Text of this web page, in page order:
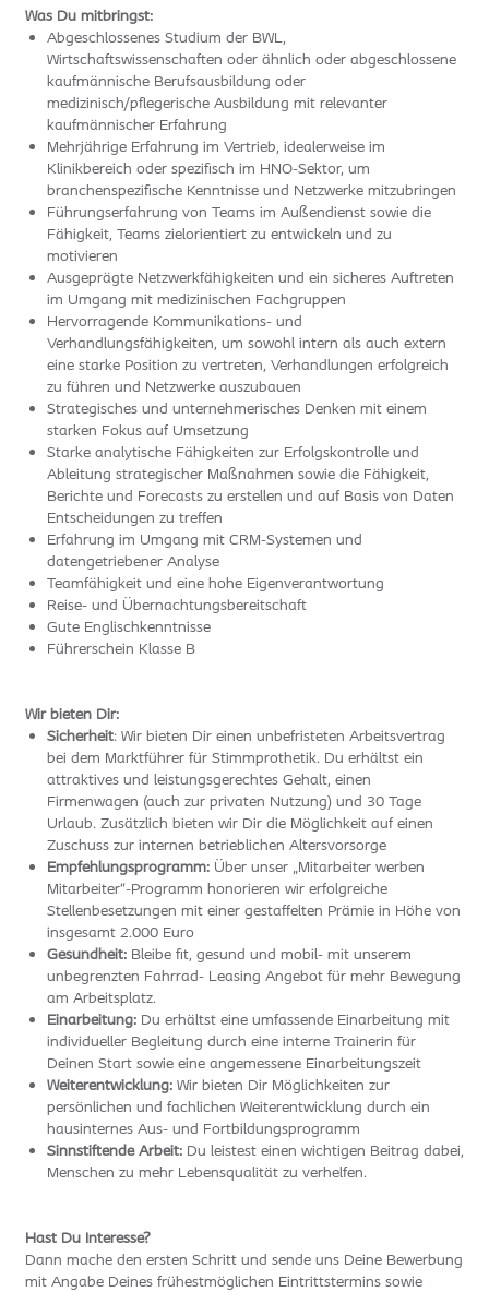
Was Du mitbringst:
Abgeschlossenes Studium der BWL,
Wirtschaftswissenschaften oder ähnlich oder abgeschlossene
kaufmännische Berufsausbildung oder
medizinisch/pflegerische Ausbildung mit relevanter
kaufmännischer Erfahrung
Mehrjährige Erfahrung im Vertrieb, idealerweise im
Klinikbereich oder spezifisch im HNO-Sektor, um
branchenspezifische Kenntnisse und Netzwerke mitzubringen
Führungserfahrung von Teams im Außendienst sowie die
Fähigkeit, Teams zielorientiert zu entwickeln und zu
motivieren
Ausgeprägte Netzwerkfähigkeiten und ein sicheres Auftreten
im Umgang mit medizinischen Fachgruppen
Hervorragende Kommunikations- und
Verhandlungsfähigkeiten, um sowohl intern als auch extern
eine starke Position zu vertreten, Verhandlungen erfolgreich
zu führen und Netzwerke auszubauen
Strategisches und unternehmerisches Denken mit einem
starken Fokus auf Umsetzung
Starke analytische Fähigkeiten zur Erfolgskontrolle und
Ableitung strategischer Maßnahmen sowie die Fähigkeit,
Berichte und Forecasts zu erstellen und auf Basis von Daten
Entscheidungen zu treffen
Erfahrung im Umgang mit CRM-Systemen und
datengetriebener Analyse
Teamfähigkeit und eine hohe Eigenverantwortung
Reise- und Übernachtungsbereitschaft
Gute Englischkenntnisse
Führerschein Klasse B
Wir bieten Dir:
Sicherheit: Wir bieten Dir einen unbefristeten Arbeitsvertrag
bei dem Marktführer für Stimmprothetik. Du erhältst ein
attraktives und leistungsgerechtes Gehalt, einen
Firmenwagen (auch zur privaten Nutzung) und 30 Tage
Urlaub. Zusätzlich bieten wir Dir die Möglichkeit auf einen
Zuschuss zur internen betrieblichen Altersvorsorge
Empfehlungsprogramm: Über unser „Mitarbeiter werben
Mitarbeiter“-Programm honorieren wir erfolgreiche
Stellenbesetzungen mit einer gestaffelten Prämie in Höhe von
insgesamt 2.000 Euro
Gesundheit: Bleibe fit, gesund und mobil- mit unserem
unbegrenzten Fahrrad- Leasing Angebot für mehr Bewegung
am Arbeitsplatz.
Einarbeitung: Du erhältst eine umfassende Einarbeitung mit
individueller Begleitung durch eine interne Trainerin für
Deinen Start sowie eine angemessene Einarbeitungszeit
Weiterentwicklung: Wir bieten Dir Möglichkeiten zur
persönlichen und fachlichen Weiterentwicklung durch ein
hausinternes Aus- und Fortbildungsprogramm
Sinnstiftende Arbeit: Du leistest einen wichtigen Beitrag dabei,
Menschen zu mehr Lebensqualität zu verhelfen.
Hast Du Interesse?
Dann mache den ersten Schritt und sende uns Deine Bewerbung
mit Angabe Deines frühestmöglichen Eintrittstermins sowie